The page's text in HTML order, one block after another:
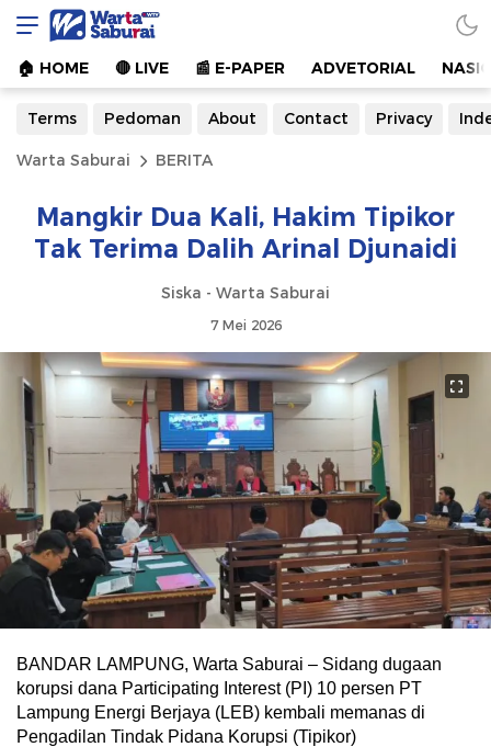
Warta Saburai
Sumber Informasi Terkini
🏠︎ HOME 🔴 LIVE 📰 E-PAPER ADVETORIAL
Terms Pedoman About Contact Privacy
Warta Saburai BERITA
Mangkir Dua Kali, Hakim Tipikor
Tak Terima Dalih Arinal Djunaidi
Siska - Warta Saburai
7 Mei 2026
BANDAR LAMPUNG, Warta Saburai – Sidang dugaan
korupsi dana Participating Interest (PI) 10 persen PT
Lampung Energi Berjaya (LEB) kembali memanas di
Pengadilan Tindak Pidana Korupsi (Tipikor)